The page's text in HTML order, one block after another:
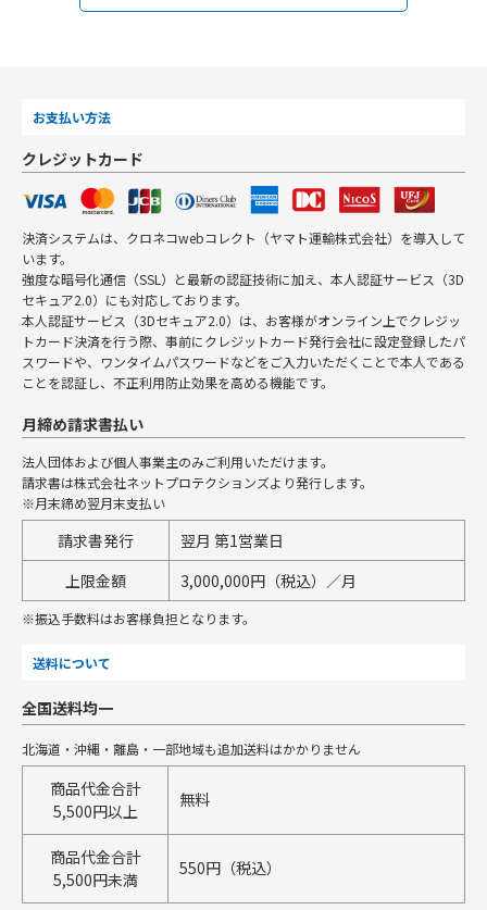
お支払い方法
クレジットカード
決済システムは、クロネコwebコレクト（ヤマト運輸株式会社）を導入して
います。
強度な暗号化通信（SSL）と最新の認証技術に加え、本人認証サービス（3D
セキュア2.0）にも対応しております。
本人認証サービス（3Dセキュア2.0）は、お客様がオンライン上でクレジッ
トカード決済を行う際、事前にクレジットカード発行会社に設定登録したパ
スワードや、ワンタイムパスワードなどをご入力いただくことで本人である
ことを認証し、不正利用防止効果を高める機能です。
月締め請求書払い
法人団体および個人事業主のみご利用いただけます。
請求書は株式会社ネットプロテクションズより発行します。
※月末締め翌月末支払い
請求書発行
翌月 第1営業日
上限金額
3,000,000円（税込）／月
※振込手数料はお客様負担となります。
送料について
全国送料均一
北海道・沖縄・離島・一部地域も追加送料はかかりません
商品代金合計
5,500円以上
無料
商品代金合計
5,500円未満
550円（税込）